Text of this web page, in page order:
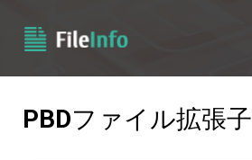
PBDファイル拡張子